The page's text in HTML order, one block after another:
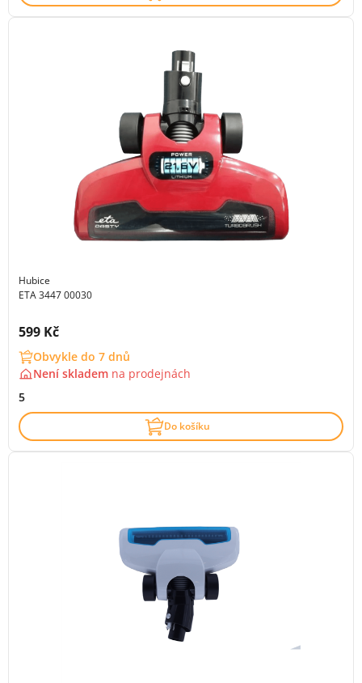
Hubice
ETA 3447 00030
Cena s DPH:
599 Kč
Obvykle do 7 dnů
Není skladem na prodejnách
5
Do košíku